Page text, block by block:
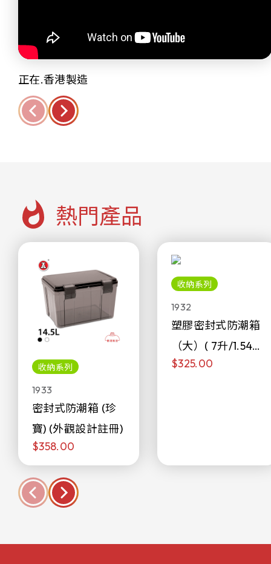
正在.香港製造
熱門產品
收納系列
1933
密封式防潮箱 (珍
寶) (外觀設計註冊)
$358.00
收納系列
1932
塑膠密封式防潮箱
（大）( 7升/1.54加
侖)
$325.00